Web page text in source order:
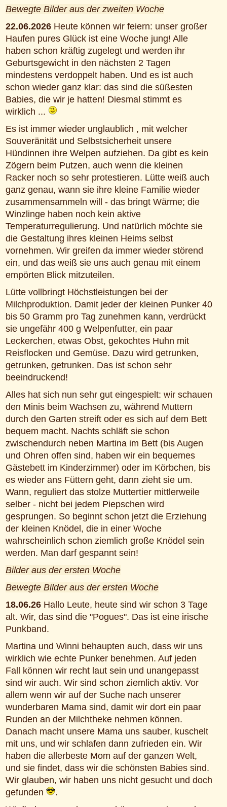
Bewegte Bilder aus der zweiten Woche
22.06.2026 Heute können wir feiern: unser großer
Haufen pures Glück ist eine Woche jung! Alle
haben schon kräftig zugelegt und werden ihr
Geburtsgewicht in den nächsten 2 Tagen
mindestens verdoppelt haben. Und es ist auch
schon wieder ganz klar: das sind die süßesten
Babies, die wir je hatten! Diesmal stimmt es
wirklich ...
Es ist immer wieder unglaublich , mit welcher
Souveränität und Selbstsicherheit unsere
Hündinnen ihre Welpen aufziehen. Da gibt es kein
Zögern beim Putzen, auch wenn die kleinen
Racker noch so sehr protestieren. Lütte weiß auch
ganz genau, wann sie ihre kleine Familie wieder
zusammensammeln will - das bringt Wärme; die
Winzlinge haben noch kein aktive
Temperaturregulierung. Und natürlich möchte sie
die Gestaltung ihres kleinen Heims selbst
vornehmen. Wir greifen da immer wieder störend
ein, und das weiß sie uns auch genau mit einem
empörten Blick mitzuteilen.
Lütte vollbringt Höchstleistungen bei der
Milchproduktion. Damit jeder der kleinen Punker 40
bis 50 Gramm pro Tag zunehmen kann, verdrückt
sie ungefähr 400 g Welpenfutter, ein paar
Leckerchen, etwas Obst, gekochtes Huhn mit
Reisflocken und Gemüse. Dazu wird getrunken,
getrunken, getrunken. Das ist schon sehr
beeindruckend!
Alles hat sich nun sehr gut eingespielt: wir schauen
den Minis beim Wachsen zu, während Muttern
durch den Garten streift oder es sich auf dem Bett
bequem macht. Nachts schläft sie schon
zwischendurch neben Martina im Bett (bis Augen
und Ohren offen sind, haben wir ein bequemes
Gästebett im Kinderzimmer) oder im Körbchen, bis
es wieder ans Füttern geht, dann zieht sie um.
Wann, reguliert das stolze Muttertier mittlerweile
selber - nicht bei jedem Piepschen wird
gesprungen. So beginnt schon jetzt die Erziehung
der kleinen Knödel, die in einer Woche
wahrscheinlich schon ziemlich große Knödel sein
werden. Man darf gespannt sein!
Bilder aus der ersten Woche
Bewegte Bilder aus der ersten Woche
18.06.26 Hallo Leute, heute sind wir schon 3 Tage
alt. Wir, das sind die "Pogues". Das ist eine irische
Punkband.
Martina und Winni behaupten auch, dass wir uns
wirklich wie echte Punker benehmen. Auf jeden
Fall können wir recht laut sein und unangepasst
sind wir auch. Wir sind schon ziemlich aktiv. Vor
allem wenn wir auf der Suche nach unserer
wunderbaren Mama sind, damit wir dort ein paar
Runden an der Milchtheke nehmen können.
Danach macht unsere Mama uns sauber, kuschelt
mit uns, und wir schlafen dann zufrieden ein. Wir
haben die allerbeste Mom auf der ganzen Welt,
und sie findet, dass wir die schönsten Babies sind.
Wir glauben, wir haben uns nicht gesucht und doch
gefunden
.